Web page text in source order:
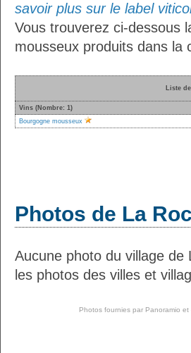
savoir plus sur le label
Vous trouverez ci-dessous
mousseux produits dans la
Liste
Vins (Nombre: 1)
Bourgogne mousseux
Photos de La
Aucune photo du village
les photos des villes et
Photos fournies par Panoramio et